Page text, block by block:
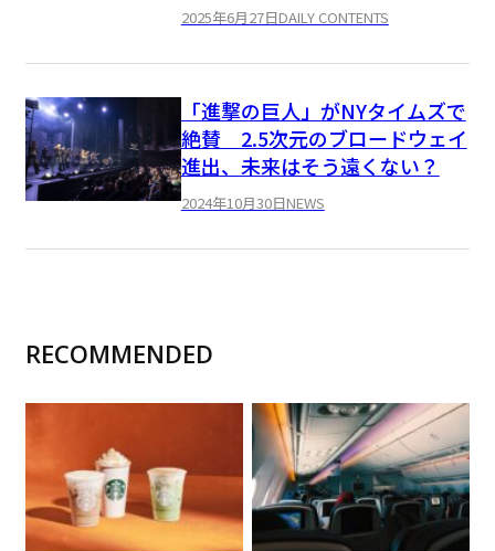
2025年6月27日DAILY CONTENTS
「進撃の巨人」がNYタイムズで
絶賛 2.5次元のブロードウェイ
進出、未来はそう遠くない？
2024年10月30日NEWS
RECOMMENDED